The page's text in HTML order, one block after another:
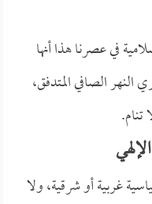
في عصرنا هذا أنها
الصافي المتدفق،
تنام.
غربية أو شرقية، ولا